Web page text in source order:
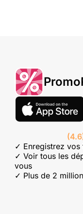
✓ Enregistrez
✓ Voir tous les
vous
✓ Plus de 2